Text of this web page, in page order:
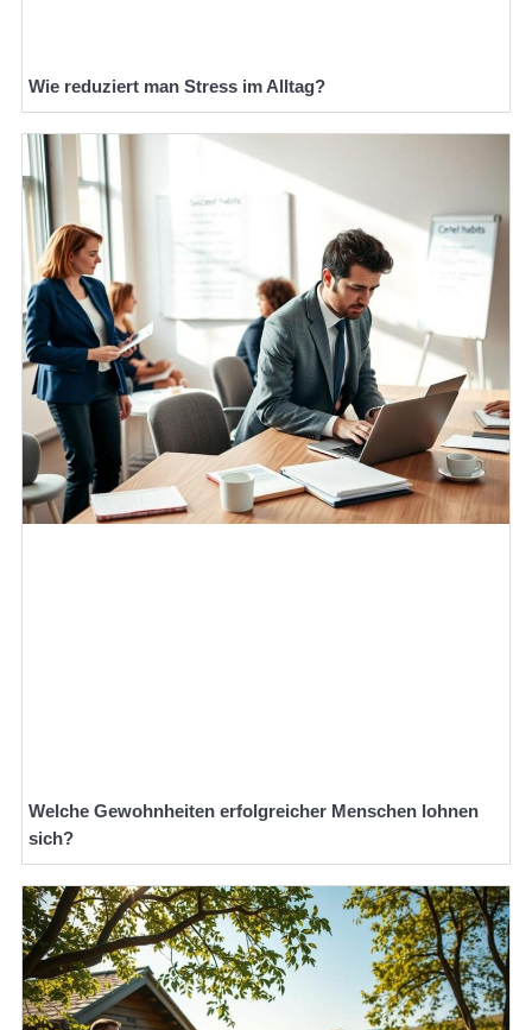
Wie reduziert man Stress im Alltag?
Welche Gewohnheiten erfolgreicher Menschen lohnen
sich?